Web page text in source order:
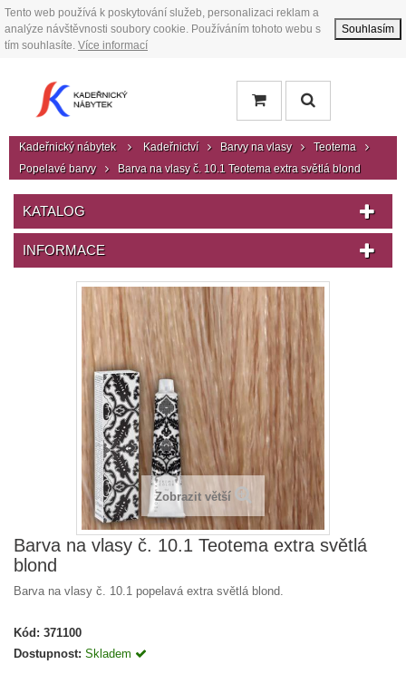
Tento web používá k poskytování služeb, personalizaci reklam a
analýze návštěvnosti soubory cookie. Používáním tohoto webu s
tím souhlasíte. Více informací
Souhlasím
Kadeřnický nábytek Kadeřnictví Barvy na vlasy
Teotema
Popelavé barvy
Barva na vlasy č. 10.1 Teotema extra světlá blond
KATALOG
INFORMACE
Zobrazit větší
Barva na vlasy č. 10.1 Teotema extra světlá
blond
Barva na vlasy č. 10.1 popelavá extra světlá blond.
Kód: 371100
Dostupnost: Skladem